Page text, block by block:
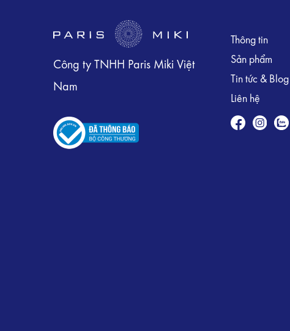
Công ty TNHH Paris Miki Việt
Nam
Thông tin
Sản phẩm
Tin tức & Blog
Liên hệ